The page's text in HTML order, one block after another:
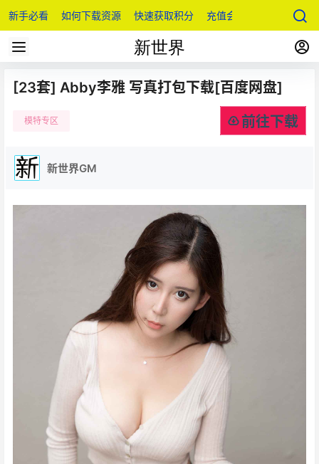
新手必看 如何下载资源 快速获取积分 充值会员
[23套] Abby李雅 写真打包下载[百度网盘]
模特专区 前往下载
新世界GM